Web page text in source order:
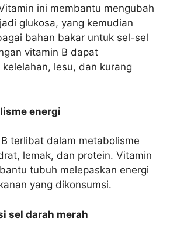
ini membantu mengubah
glukosa, yang kemudian
bahan bakar untuk sel-sel
vitamin B dapat
lesu, dan kurang
energi
terlibat dalam metabolisme
lemak, dan protein. Vitamin
tubuh melepaskan energi
yang dikonsumsi.
sel darah merah